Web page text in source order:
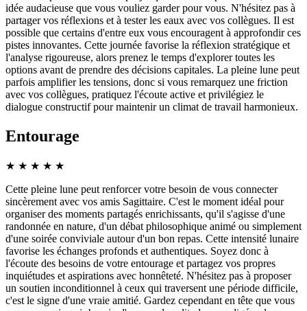
idée audacieuse que vous vouliez garder pour vous. N'hésitez pas à
partager vos réflexions et à tester les eaux avec vos collègues. Il est
possible que certains d'entre eux vous encouragent à approfondir ces
pistes innovantes. Cette journée favorise la réflexion stratégique et
l'analyse rigoureuse, alors prenez le temps d'explorer toutes les
options avant de prendre des décisions capitales. La pleine lune peut
parfois amplifier les tensions, donc si vous remarquez une friction
avec vos collègues, pratiquez l'écoute active et privilégiez le
dialogue constructif pour maintenir un climat de travail harmonieux.
Entourage
★ ★ ★ ★ ★
Cette pleine lune peut renforcer votre besoin de vous connecter
sincèrement avec vos amis Sagittaire. C'est le moment idéal pour
organiser des moments partagés enrichissants, qu'il s'agisse d'une
randonnée en nature, d'un débat philosophique animé ou simplement
d'une soirée conviviale autour d'un bon repas. Cette intensité lunaire
favorise les échanges profonds et authentiques. Soyez donc à
l'écoute des besoins de votre entourage et partagez vos propres
inquiétudes et aspirations avec honnêteté. N'hésitez pas à proposer
un soutien inconditionnel à ceux qui traversent une période difficile,
c'est le signe d'une vraie amitié. Gardez cependant en tête que vous